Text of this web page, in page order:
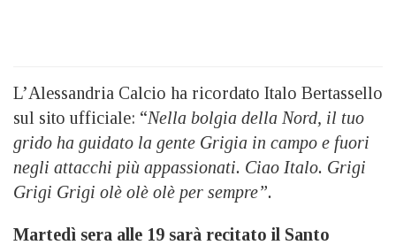
L’Alessandria Calcio ha ricordato Italo Bertassello
sul sito ufficiale: “Nella bolgia della Nord, il tuo
grido ha guidato la gente Grigia in campo e fuori
negli attacchi più appassionati. Ciao Italo. Grigi
Grigi Grigi olè olè olè per sempre”.
Martedì sera alle 19 sarà recitato il Santo